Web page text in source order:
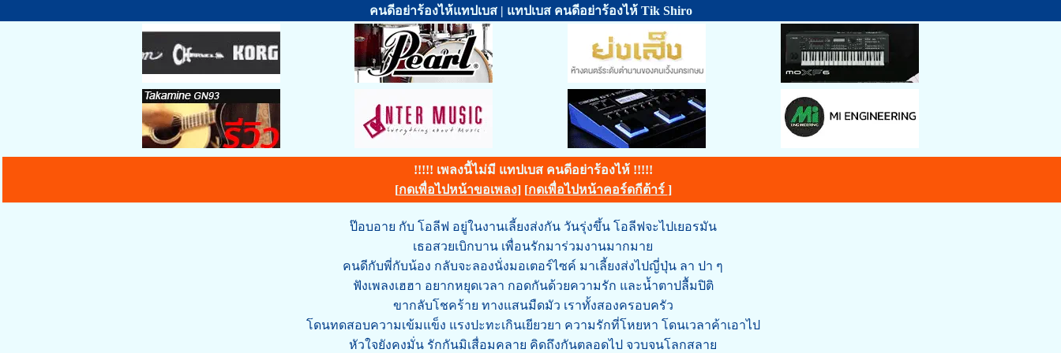
คนดีอย่าร้องไห้แทปเบส | แทปเบส คนดีอย่าร้องไห้ Tik Shiro
!!!!! เพลงนี้ไม่มี แทปเบส คนดีอย่าร้องไห้ !!!!!
[กดเพื่อไปหน้าขอเพลง] [กดเพื่อไปหน้าคอร์ดกีต้าร์ ]
ป๊อบอาย กับ โอลีฟ อยู่ในงานเลี้ยงส่งกัน วันรุ่งขึ้น โอลีฟจะไปเยอรมัน
เธอสวยเบิกบาน เพื่อนรักมาร่วมงานมากมาย
คนดีกับพี่กับน้อง กลับจะลองนั่งมอเตอร์ไซค์ มาเลี้ยงส่งไปญี่ปุ่น ลา ปา ๆ
ฟังเพลงเฮฮา อยากหยุดเวลา กอดกันด้วยความรัก และน้ำตาปลื้มปิติ
ขากลับโชคร้าย ทางแสนมืดมัว เราทั้งสองครอบครัว
โดนทดสอบความเข้มแข็ง แรงปะทะเกินเยียวยา ความรักที่โหยหา โดนเวลาค้าเอาไป
หัวใจยังคงมั่น รักกันมิเสื่อมคลาย คิดถึงกันตลอดไป จวบจนโลกสลาย